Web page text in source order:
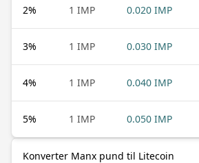
2% 1 IMP 0.020 IMP
3% 1 IMP 0.030 IMP
4% 1 IMP 0.040 IMP
5% 1 IMP 0.050 IMP
Konverter Manx pund til Litecoin